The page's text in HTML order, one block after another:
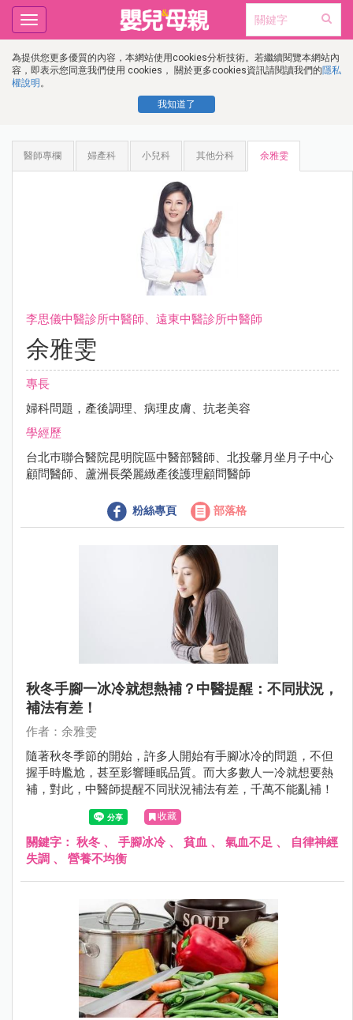
為提供您更多優質的內容，本網站使用cookies分析技術。若繼續閱覽本網站內
容，即表示您同意我們使用 cookies， 關於更多cookies資訊請閱讀我們的隱私
權說明 。
我知道了
Toggle
navigation
醫師專欄 婦產科 小兒科 其他分科 余雅雯
李思儀中醫診所中醫師、遠東中醫診所中醫師
余雅雯
專長
婦科問題，產後調理、病理皮膚、抗老美容
學經歷
台北巿聯合醫院昆明院區中醫部醫師、北投馨月坐月子中心
顧問醫師、蘆洲長榮麗緻產後護理顧問醫師
粉絲專頁 部落格
秋冬手腳一冰冷就想熱補？中醫提醒：不同狀況，
補法有差！
作者：余雅雯
隨著秋冬季節的開始，許多人開始有手腳冰冷的問題，不但
握手時尷尬，甚至影響睡眠品質。而大多數人一冷就想要熱
補，對此，中醫師提醒不同狀況補法有差，千萬不能亂補！
收藏
關鍵字： 秋冬 、 手腳冰冷 、 貧血 、 氣血不足 、
自律神經
失調 、 營養不均衡